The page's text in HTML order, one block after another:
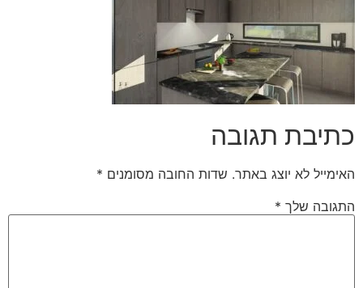
כתיבת תגובה
האימייל לא יוצג באתר. שדות החובה מסומנים *
התגובה שלך *